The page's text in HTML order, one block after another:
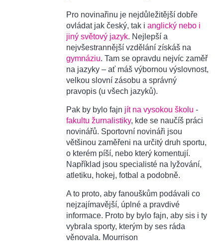
Pro novinařinu je nejdůležitější dobře
ovládat jak český, tak i anglický nebo i
jiný světový jazyk. Nejlepší a
nejvšestrannější vzdělání získáš na
gymnáziu. Tam se opravdu nejvíc zaměř
na jazyky – ať máš výbornou výslovnost,
velkou slovní zásobu a správný
pravopis (u všech jazyků).
Pak by bylo fajn jít na vysokou školu -
fakultu žurnalistiky, kde se naučíš práci
novinářů. Sportovní novináři jsou
většinou zaměřeni na určitý druh sportu,
o kterém píší, nebo který komentují.
Například jsou specialisté na lyžování,
atletiku, hokej, fotbal a podobně.
A to proto, aby fanouškům podávali co
nejzajímavější, úplné a pravdivé
informace. Proto by bylo fajn, aby sis i ty
vybrala sporty, kterým by ses ráda
věnovala. Mourrison